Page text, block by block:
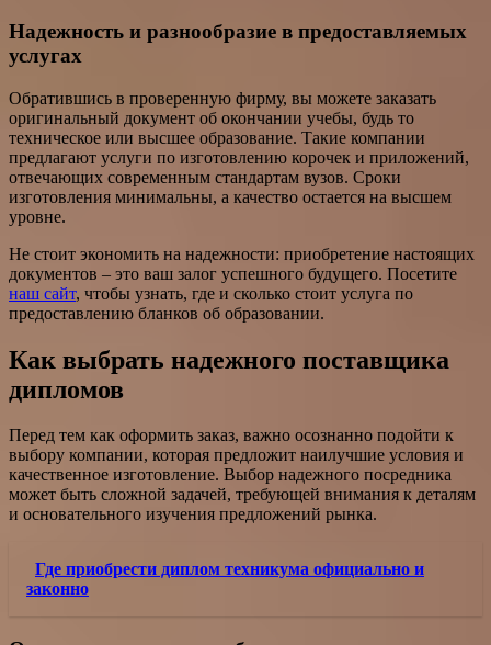
Надежность и разнообразие в предоставляемых
услугах
Обратившись в проверенную фирму, вы можете заказать
оригинальный документ об окончании учебы, будь то
техническое или высшее образование. Такие компании
предлагают услуги по изготовлению корочек и приложений,
отвечающих современным стандартам вузов. Сроки
изготовления минимальны, а качество остается на высшем
уровне.
Не стоит экономить на надежности: приобретение настоящих
документов – это ваш залог успешного будущего. Посетите
наш сайт, чтобы узнать, где и сколько стоит услуга по
предоставлению бланков об образовании.
Как выбрать надежного поставщика
дипломов
Перед тем как оформить заказ, важно осознанно подойти к
выбору компании, которая предложит наилучшие условия и
качественное изготовление. Выбор надежного посредника
может быть сложной задачей, требующей внимания к деталям
и основательного изучения предложений рынка.
Где приобрести диплом техникума официально и
законно